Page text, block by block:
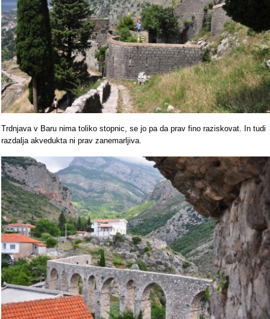
Trdnjava v Baru nima toliko stopnic, se jo pa da prav fino raziskovat. In tudi
razdalja akvedukta ni prav zanemarljiva.